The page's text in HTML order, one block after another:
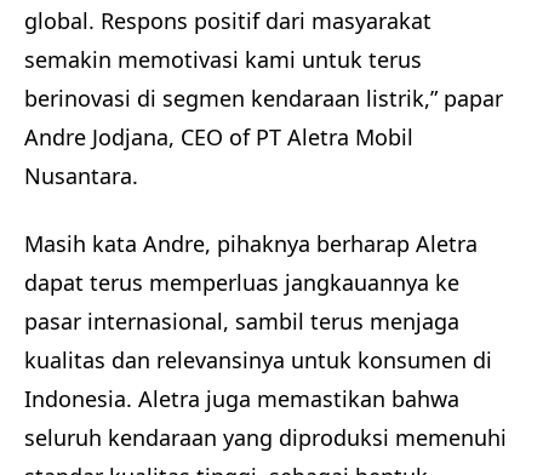
global. Respons positif dari masyarakat
semakin memotivasi kami untuk terus
berinovasi di segmen kendaraan listrik,” papar
Andre Jodjana, CEO of PT Aletra Mobil
Nusantara.
Masih kata Andre, pihaknya berharap Aletra
dapat terus memperluas jangkauannya ke
pasar internasional, sambil terus menjaga
kualitas dan relevansinya untuk konsumen di
Indonesia. Aletra juga memastikan bahwa
seluruh kendaraan yang diproduksi memenuhi